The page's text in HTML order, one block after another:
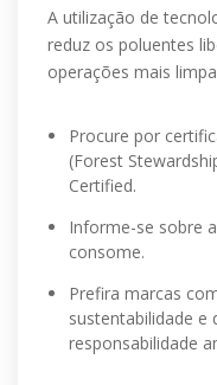
A utilização de
reduz os poluentes
operações mais
Procure por
(Forest
Certified.
Informe-se sobre
consome.
Prefira marcas
sustentabilidade e
responsabilidade